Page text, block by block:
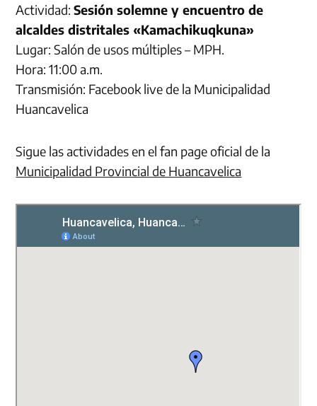
Actividad:Sesión solemne y encuentro de
alcaldes distritales «Kamachikuqkuna»
Lugar: Salón de usos múltiples – MPH.
Hora: 11:00 a.m.
Transmisión: Facebook live de la Municipalidad
Huancavelica
Sigue las actividades en el fan page oficial de la
Municipalidad Provincial de Huancavelica